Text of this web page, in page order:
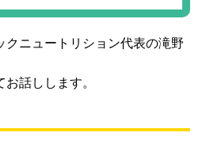
クニュートリション代表の滝野
話しします。